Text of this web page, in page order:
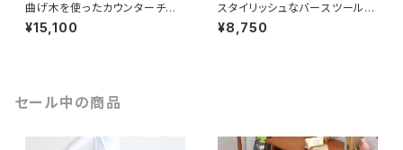
曲げ木を使ったカウンターチェ
ア サラっとした触り心地のベル
ベット生地 バーチェア バースツ
¥15,100
スタイリッシュなバースツール
立体構造の座面で体にフィット
する座り心地 昇降式 カウンター
¥8,750
セール中の商品